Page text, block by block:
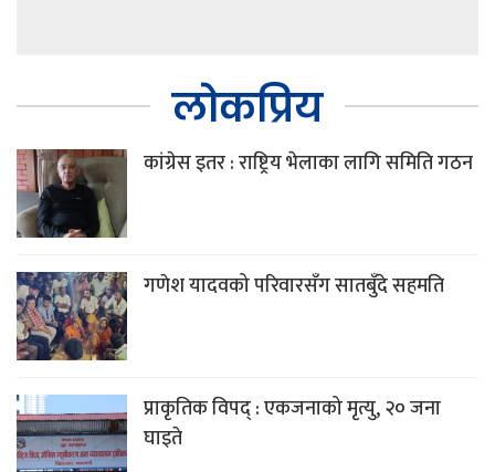
लोकप्रिय
कांग्रेस इतर : राष्ट्रिय भेलाका लागि समिति गठन
गणेश यादवको परिवारसँग सातबुँदे सहमति
प्राकृतिक विपद् : एकजनाको मृत्यु, २० जना
घाइते